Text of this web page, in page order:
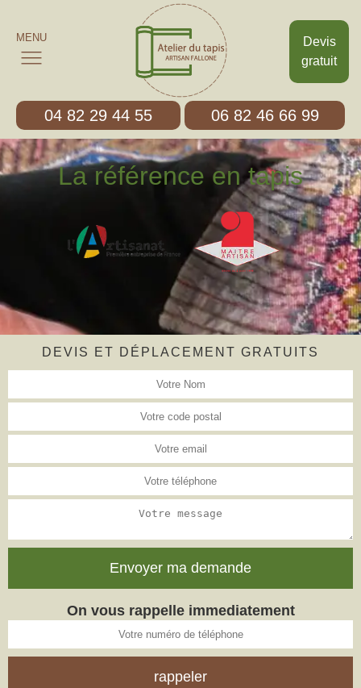
Devis
gratuit
MENU
04 82 29 44 55 06 82 46 66 99
La référence en tapis
DEVIS ET DÉPLACEMENT GRATUITS
On vous rappelle immediatement